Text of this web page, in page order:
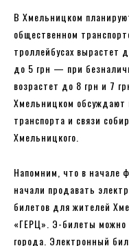
В Хмельницком
общественном
троллейбусах вырастет
до 5 грн — при
возрастет до 8 грн и 7
Хмельницком
транспорта и связи
Хмельницкого.
Напомним, что в начале
начали продавать
билетов для жителей
«ГЕРЦ». Э-билеты можно
города. Электронный